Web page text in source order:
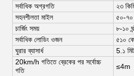
সর্বাধিক অগ্রগতি
২৩
সহনশীলতা মাইল
৫০-৭০
চার্জিং সময়
৮-১০
সর্বাধিক লোডিং ওজন
৫১০
ঘুরার ব্যাসার্ধ
5.১
20km/h গতিতে ব্রেকের পর সর্বোচ্চ
গতি
≤4m